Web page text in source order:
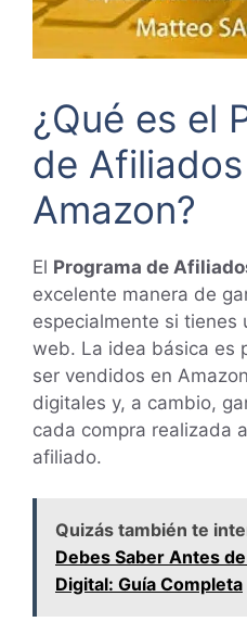
¿Qué es el
de
Amazon?
El Programa de
excelente manera de
especialmente si tienes
web. La idea básica es
ser vendidos en
digitales y, a cambio,
cada compra realizada
afiliado.
Quizás también te
Debes Saber Antes
Digital: Guía Completa